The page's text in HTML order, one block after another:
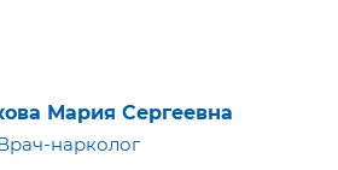
Мария Сергеевна
нарколог